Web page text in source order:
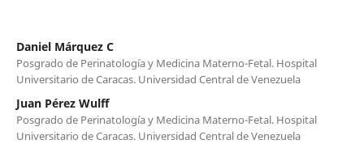
Daniel Márquez C
Posgrado de Perinatología y Medicina Materno-Fetal. Hospital
Universitario de Caracas. Universidad Central de Venezuela
Juan Pérez Wulff
Posgrado de Perinatología y Medicina Materno-Fetal. Hospital
Universitario de Caracas. Universidad Central de Venezuela